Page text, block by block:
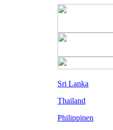
Sri Lanka
Thailand
Philippinen